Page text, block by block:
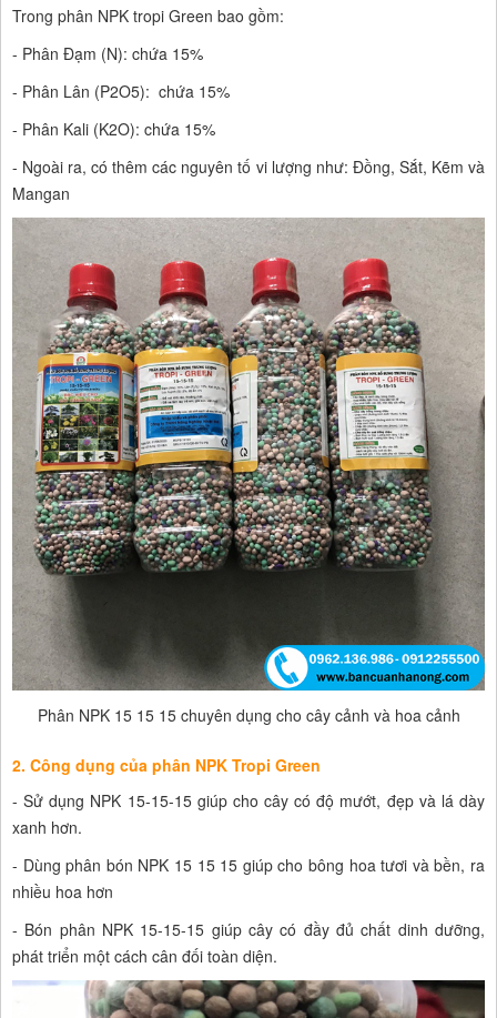
Trong phân NPK tropi Green bao gồm:
- Phân Đạm (N): chứa 15%
- Phân Lân (P2O5): chứa 15%
- Phân Kali (K2O): chứa 15%
- Ngoài ra, có thêm các nguyên tố vi lượng như: Đồng, Sắt, Kẽm và
Mangan
Phân NPK 15 15 15 chuyên dụng cho cây cảnh và hoa cảnh
2. Công dụng của phân NPK Tropi Green
- Sử dụng NPK 15-15-15 giúp cho cây có độ mướt, đẹp và lá dày
xanh hơn.
- Dùng phân bón NPK 15 15 15 giúp cho bông hoa tươi và bền, ra
nhiều hoa hơn
- Bón phân NPK 15-15-15 giúp cây có đầy đủ chất dinh dưỡng,
phát triển một cách cân đối toàn diện.